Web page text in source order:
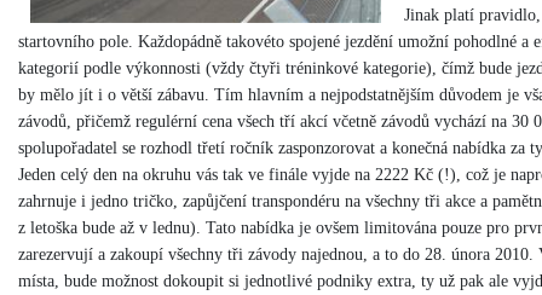
Jinak platí
startovního pole. Každopádně takovéto spojené jezdění umožní pohodlné a
kategorií podle výkonnosti (vždy čtyři tréninkové kategorie), čímž bude
by mělo jít i o větší zábavu. Tím hlavním a nejpodstatnějším důvodem je
závodů, přičemž regulérní cena všech tří akcí včetně závodů vychází na
spolupořadatel se rozhodl třetí ročník zasponzorovat a konečná nabídka
Jeden celý den na okruhu vás tak ve finále vyjde na 2222 Kč (!), což je
zahrnuje i jedno tričko, zapůjčení transpondéru na všechny tři akce a
z letoška bude až v lednu). Tato nabídka je ovšem limitována pouze pro
zarezervují a zakoupí všechny tři závody najednou, a to do 28. února
místa, bude možnost dokoupit si jednotlivé podniky extra, ty už pak ale